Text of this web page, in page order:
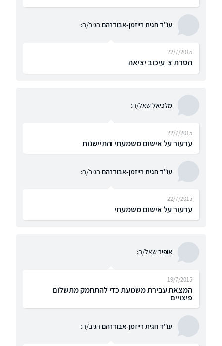
עו"ד חגית רייזמן-אבודרהם הגיב/ה:
הסרת צו עיכוב יציאה
22/7/2015
מלכיאלשאל/ה:
ערעור על אישום משמעתי והתיישנות
22/7/2015
עו"ד חגית רייזמן-אבודרהם הגיב/ה:
ערעור על אישום משמעתי
22/7/2015
אופירשאל/ה:
המצאת עבירת משמעת כדי להתחמק מתשלום
פיצויים
19/7/2015
עו"ד חגית רייזמן-אבודרהם הגיב/ה: